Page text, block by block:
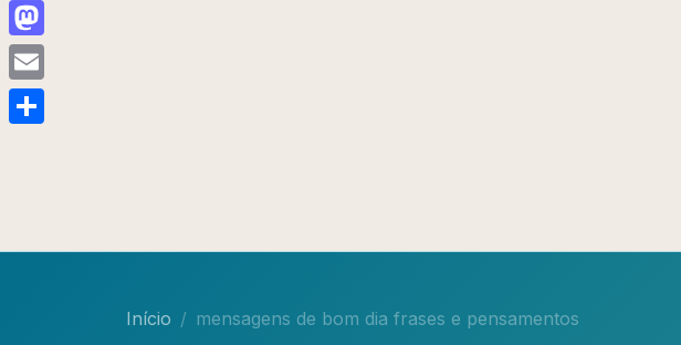
Início mensagens de bom dia frases e pensamentos
Facebook
Mastodon
Email